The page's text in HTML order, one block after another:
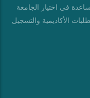
في اختيار الجامعة
الأكاديمية والتسجيل